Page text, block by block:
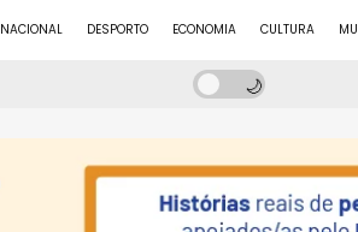
NACIONAL DESPORTO ECONOMIA CULTURA